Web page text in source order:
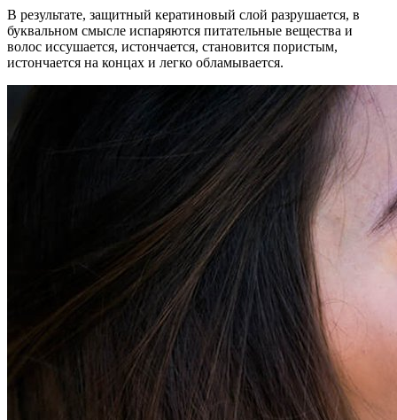
В результате, защитный кератиновый слой разрушается, в
буквальном смысле испаряются питательные вещества и
волос иссушается, истончается, становится пористым,
истончается на концах и легко обламывается.